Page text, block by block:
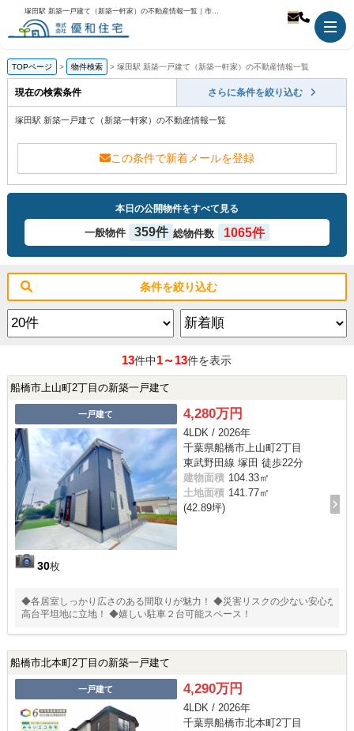
塚田駅 新築一戸建て（新築一軒家）の不動産情報一覧｜市川市の不動産のことなら優和住宅
TOPページ 物件検索 塚田駅 新築一戸建て（新築一軒家）の不動産情報一覧
現在の検索条件 さらに条件を絞り込む
塚田駅 新築一戸建て（新築一軒家）の不動産情報一覧
この条件で新着メールを登録
本日の公開物件をすべて見る
一般物件 359件 総物件数 1065件
条件を絞り込む
13件中1～13件を表示
船橋市上山町2丁目の新築一戸建て
一戸建て
30枚
4,280万円
4LDK / 2026年
千葉県船橋市上山町2丁目
東武野田線 塚田 徒歩22分
建物面積 104.33㎡
土地面積 141.77㎡
(42.89坪)
◆各居室しっかり広さのある間取りが魅力！ ◆災害リスクの少ない安心な
高台平坦地に立地！ ◆嬉しい駐車２台可能スペース！
船橋市北本町2丁目の新築一戸建て
一戸建て 4,290万円
4LDK / 2026年
千葉県船橋市北本町2丁目